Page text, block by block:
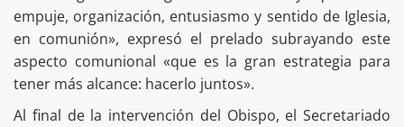
empuje, organización, entusiasmo y sentido de Iglesia,
en comunión», expresó el prelado subrayando este
aspecto comunional «que es la gran estrategia para
tener más alcance: hacerlo juntos».
Al final de la intervención del Obispo, el Secretariado